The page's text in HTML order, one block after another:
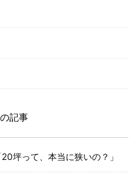
記事
坪って、本当に狭いの？」